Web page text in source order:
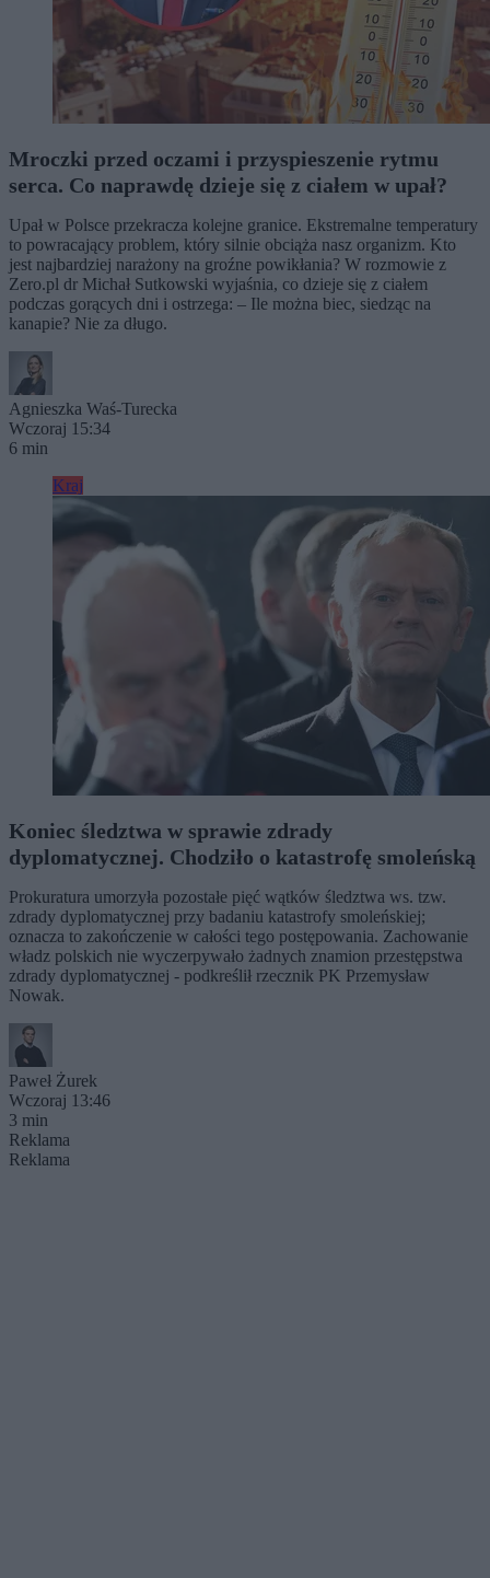
Mroczki przed oczami i przyspieszenie rytmu
serca. Co naprawdę dzieje się z ciałem w upał?
Upał w Polsce przekracza kolejne granice. Ekstremalne temperatury
to powracający problem, który silnie obciąża nasz organizm. Kto
jest najbardziej narażony na groźne powikłania? W rozmowie z
Zero.pl dr Michał Sutkowski wyjaśnia, co dzieje się z ciałem
podczas gorących dni i ostrzega: – Ile można biec, siedząc na
kanapie? Nie za długo.
Agnieszka Waś-Turecka
Wczoraj 15:34
6 min
Kraj
Koniec śledztwa w sprawie zdrady
dyplomatycznej. Chodziło o katastrofę smoleńską
Prokuratura umorzyła pozostałe pięć wątków śledztwa ws. tzw.
zdrady dyplomatycznej przy badaniu katastrofy smoleńskiej;
oznacza to zakończenie w całości tego postępowania. Zachowanie
władz polskich nie wyczerpywało żadnych znamion przestępstwa
zdrady dyplomatycznej - podkreślił rzecznik PK Przemysław
Nowak.
Paweł Żurek
Wczoraj 13:46
3 min
Reklama
Reklama